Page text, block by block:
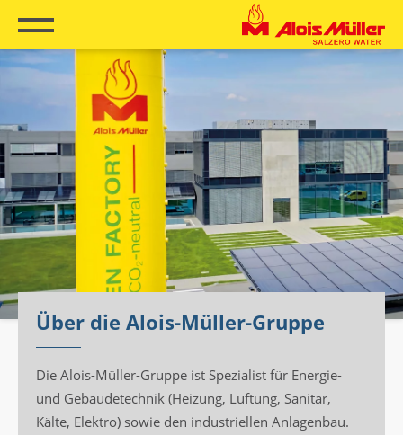
Salzero
Unternehmen
Kontakt
Über die Alois-Müller-Gruppe
Die Alois-Müller-Gruppe ist Spezialist für Energie-
und Gebäudetechnik (Heizung, Lüftung, Sanitär,
Kälte, Elektro) sowie den industriellen Anlagenbau.